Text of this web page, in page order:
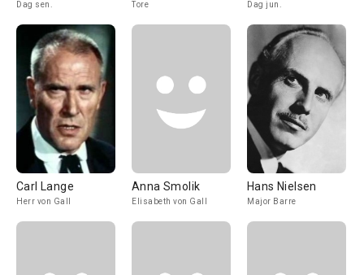
Dag sen. Tore Dag jun.
Carl Lange
Herr von Gall
Anna Smolik
Elisabeth von Gall
Hans Nielsen
Major Barre